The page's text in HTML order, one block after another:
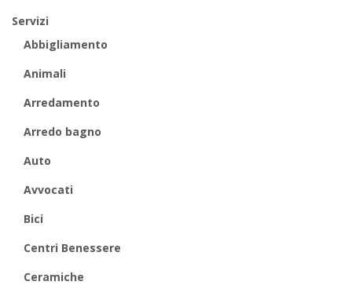
Servizi
Abbigliamento
Animali
Arredamento
Arredo bagno
Auto
Avvocati
Bici
Centri Benessere
Ceramiche